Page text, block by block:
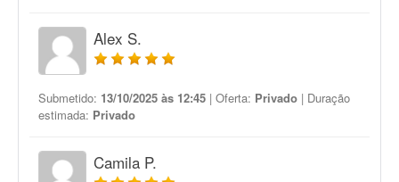
Alex S.
Submetido: 13/10/2025 às 12:45 | Oferta: Privado | Duração
estimada: Privado
Camila P.